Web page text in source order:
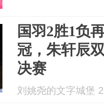
国羽2胜1负
冠，朱轩辰
决赛
刘姚尧的文字城堡